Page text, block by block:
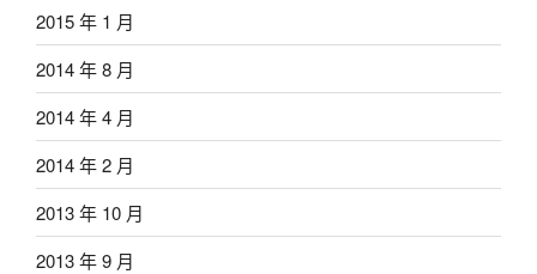
2015 年 1 月
2014 年 8 月
2014 年 4 月
2014 年 2 月
2013 年 10 月
2013 年 9 月